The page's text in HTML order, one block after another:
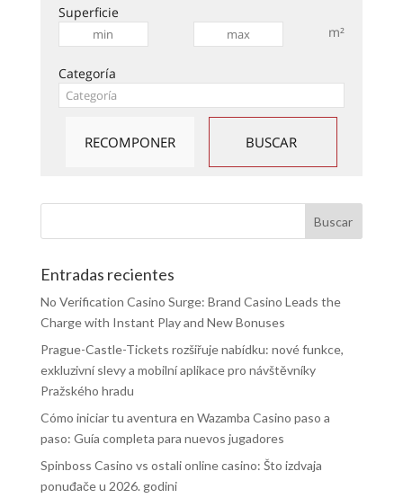
Superficie
m²
Categoría
Entradas recientes
No Verification Casino Surge: Brand Casino Leads the
Charge with Instant Play and New Bonuses
Prague-Castle-Tickets rozšiřuje nabídku: nové funkce,
exkluzivní slevy a mobilní aplikace pro návštěvníky
Pražského hradu
Cómo iniciar tu aventura en Wazamba Casino paso a
paso: Guía completa para nuevos jugadores
Spinboss Casino vs ostali online casino: Što izdvaja
ponuđače u 2026. godini